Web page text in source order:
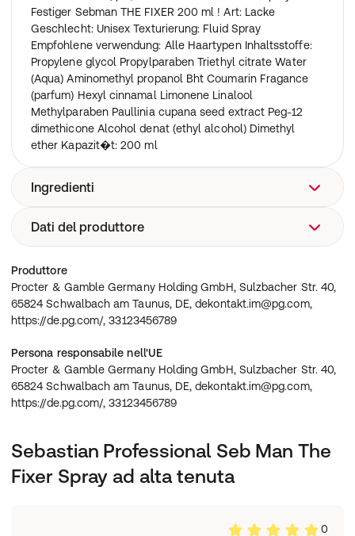
Festiger Sebman THE FIXER 200 ml ! Art: Lacke
Geschlecht: Unisex Texturierung: Fluid Spray
Empfohlene verwendung: Alle Haartypen Inhaltsstoffe:
Propylene glycol Propylparaben Triethyl citrate Water
(Aqua) Aminomethyl propanol Bht Coumarin Fragance
(parfum) Hexyl cinnamal Limonene Linalool
Methylparaben Paullinia cupana seed extract Peg-12
dimethicone Alcohol denat (ethyl alcohol) Dimethyl
ether Kapazit�t: 200 ml
Ingredienti
Ingredientes: dimethyl ether, alcohol denat.,
12 dimethicone, parfum/fragrance, hexyl cinnamal,
triethyl citrate, linalool, coumarin, limonene, propylene
glycol, bht, paullinia cupana seed extract,
methylparaben, propylparaben
Dati del produttore
Procter & Gamble Germany Holding GmbH, Sulzbacher
Str. 40, 65824 Schwalbach am Taunus, DE,
dekontakt.im@pg.com, https://de.pg.com/, 33123456789
Produttore
Procter & Gamble Germany Holding GmbH, Sulzbacher Str. 40,
65824 Schwalbach am Taunus, DE, dekontakt.im@pg.com,
https://de.pg.com/, 33123456789
Persona responsabile nell'UE
Procter & Gamble Germany Holding GmbH, Sulzbacher Str. 40,
65824 Schwalbach am Taunus, DE, dekontakt.im@pg.com,
https://de.pg.com/, 33123456789
Sebastian Professional Seb Man The
Fixer Spray ad alta tenuta
0